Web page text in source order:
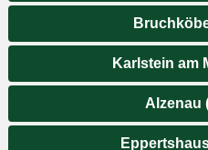
Karlstein am
Alzenau